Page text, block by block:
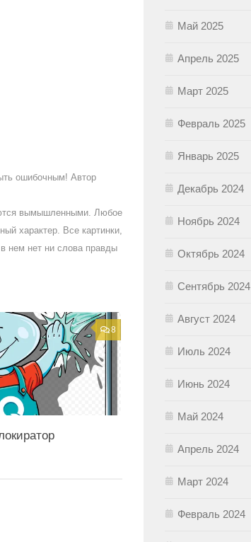
ошибочным! Автор
вымышленными. Любое
характер. Все картинки,
нем нет ни слова правды
8
Май 2025
Апрель 2025
Март 2025
Февраль 2025
Январь 2025
Декабрь 2024
Ноябрь 2024
Октябрь 2024
Сентябрь 2024
Август 2024
Июль 2024
Июнь 2024
Май 2024
Апрель 2024
Март 2024
Февраль 2024